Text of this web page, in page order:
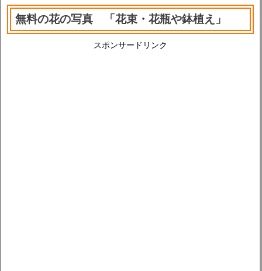
無料の花の写真 「花束・花瓶や鉢植え」
スポンサードリンク